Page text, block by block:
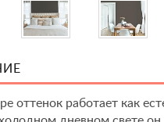
оттенок работает как